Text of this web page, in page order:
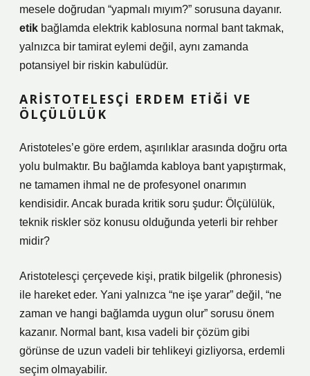
mesele doğrudan “yapmalı mıyım?” sorusuna dayanır.
etik bağlamda elektrik kablosuna normal bant takmak,
yalnızca bir tamirat eylemi değil, aynı zamanda
potansiyel bir riskin kabulüdür.
ARISTOTELESÇI ERDEM ETIĞI VE
ÖLÇÜLÜLÜK
Aristoteles’e göre erdem, aşırılıklar arasında doğru orta
yolu bulmaktır. Bu bağlamda kabloya bant yapıştırmak,
ne tamamen ihmal ne de profesyonel onarımın
kendisidir. Ancak burada kritik soru şudur: Ölçülülük,
teknik riskler söz konusu olduğunda yeterli bir rehber
midir?
Aristotelesçi çerçevede kişi, pratik bilgelik (phronesis)
ile hareket eder. Yani yalnızca “ne işe yarar” değil, “ne
zaman ve hangi bağlamda uygun olur” sorusu önem
kazanır. Normal bant, kısa vadeli bir çözüm gibi
görünse de uzun vadeli bir tehlikeyi gizliyorsa, erdemli
seçim olmayabilir.